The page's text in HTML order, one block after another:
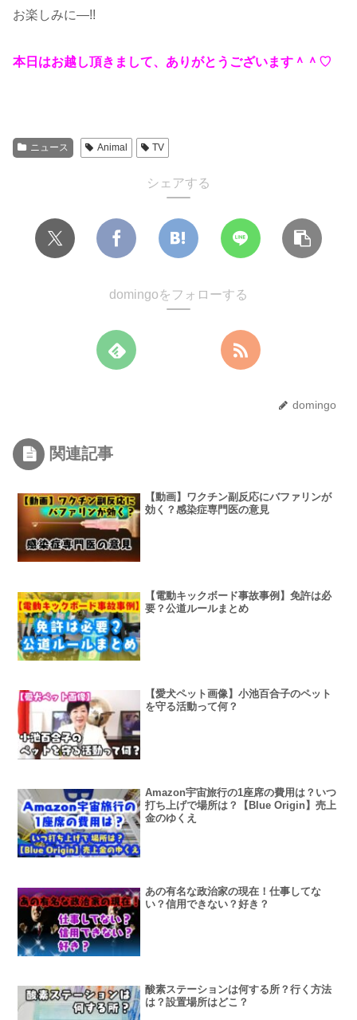
お楽しみに―!!
本日はお越し頂きまして、ありがとうございます＾＾♡
ニュース Animal TV
シェアする
domingoをフォローする
domingo
関連記事
【動画】ワクチン副反応にバファリンが
効く？感染症専門医の意見
【電動キックボード事故事例】免許は必
要？公道ルールまとめ
【愛犬ペット画像】小池百合子のペット
を守る活動って何？
Amazon宇宙旅行の1座席の費用は？いつ
打ち上げで場所は？【Blue Origin】売上
金のゆくえ
あの有名な政治家の現在！仕事してな
い？信用できない？好き？
酸素ステーションは何する所？行く方法
は？設置場所はどこ？